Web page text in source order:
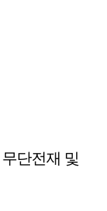
단전재 및